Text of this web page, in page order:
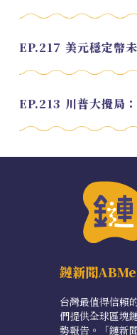
鏈新聞
台灣最值得信賴
們提供全球區塊
勢報告。「鏈新